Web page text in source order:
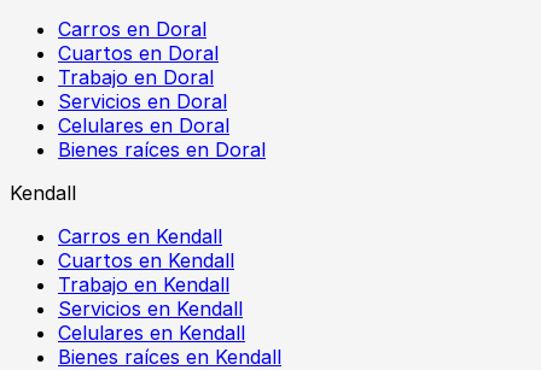
Carros en Doral
Cuartos en Doral
Trabajo en Doral
Servicios en Doral
Celulares en Doral
Bienes raíces en Doral
Kendall
Carros en Kendall
Cuartos en Kendall
Trabajo en Kendall
Servicios en Kendall
Celulares en Kendall
Bienes raíces en Kendall